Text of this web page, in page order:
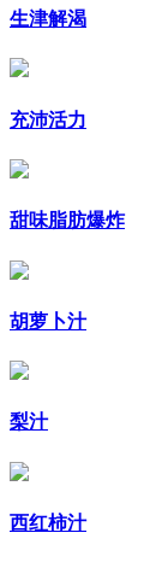
生津解渴
充沛活力
甜味脂肪爆炸
胡萝卜汁
梨汁
西红柿汁